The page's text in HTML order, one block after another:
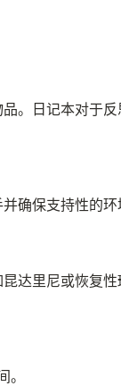
。日记本对于反
确保支持性的环
达里尼或恢复性